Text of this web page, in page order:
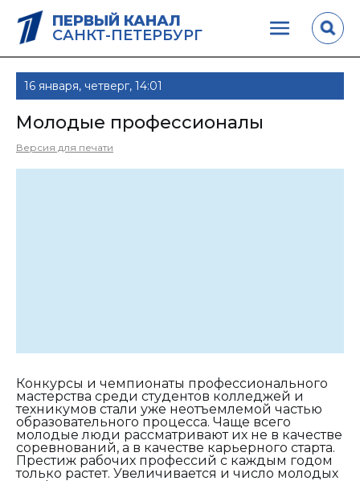
ПЕРВЫЙ КАНАЛ
САНКТ-ПЕТЕРБУРГ
16 января, четверг, 14:01
Молодые профессионалы
Версия для печати
Конкурсы и чемпионаты профессионального
мастерства среди студентов колледжей и
техникумов стали уже неотъемлемой частью
образовательного процесса. Чаще всего
молодые люди рассматривают их не в качестве
соревнований, а в качестве карьерного старта.
Престиж рабочих профессий с каждым годом
только растет. Увеличивается и число молодых